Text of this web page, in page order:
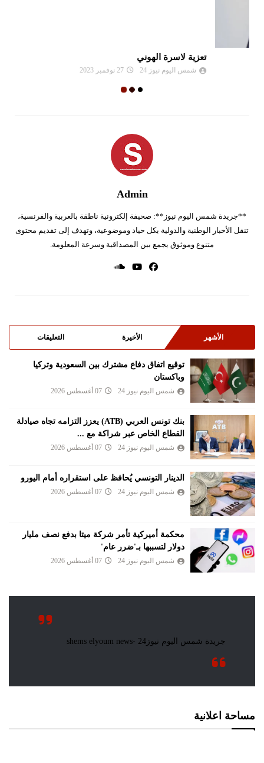
تعزية لاسرة الهوني
شمس اليوم نيوز 24 27 نوفمبر 2023
Admin
**جريدة شمس اليوم نيوز**: صحيفة إلكترونية ناطقة بالعربية والفرنسية،
تنقل الأخبار الوطنية والدولية بكل حياد وموضوعية، وتهدف إلى تقديم محتوى
متنوع وموثوق يجمع بين المصداقية وسرعة المعلومة.
الأشهر الأخيرة التعليقات
توقيع اتفاق دفاع مشترك بين السعودية وتركيا
وباكستان
شمس اليوم نيوز 24 07 أغسطس 2026
بنك تونس العربي (ATB) يعزز التزامه تجاه صيادلة
القطاع الخاص عبر شراكة مع ...
شمس اليوم نيوز 24 07 أغسطس 2026
الدينار التونسي يُحافظ على استقراره أمام اليورو
شمس اليوم نيوز 24 07 أغسطس 2026
محكمة أميركية تأمر شركة ميتا بدفع نصف مليار
دولار لتسببها بـ'ضرر عام'
شمس اليوم نيوز 24 07 أغسطس 2026
مساحة اعلانية